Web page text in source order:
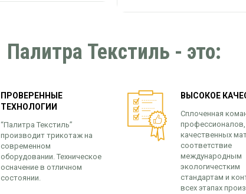
Палитра Текстиль - это:
ПРОВЕРЕННЫЕ
ТЕХНОЛОГИИ
“Палитра Текстиль”
производит трикотаж на
современном
оборудовании. Техническое
осначение в отличном
состоянии.
ВЫСОКОЕ
Сплоченная
качественных
соответствие
международным
экологичестким
стандартам и
всех этапах